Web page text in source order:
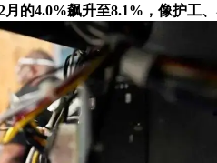
4.0%飙升至8.1%，像护工